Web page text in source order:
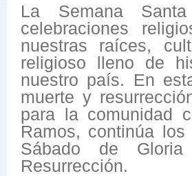
La Semana
celebraciones
nuestras raíces,
religioso lleno de
nuestro país. En
muerte y
para la comunidad
Ramos, continúa
Sábado de
Resurrección.